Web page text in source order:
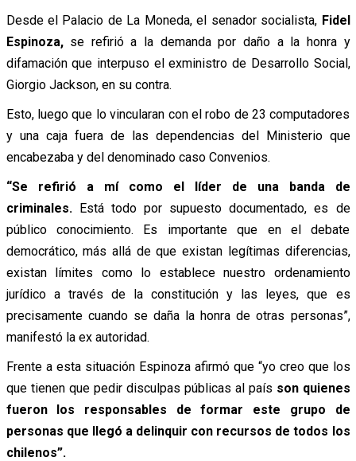
Desde el Palacio de La Moneda, el senador socialista, Fidel
Espinoza, se refirió a la demanda por daño a la honra y
difamación que interpuso el exministro de Desarrollo Social,
Giorgio Jackson, en su contra.
Esto, luego que lo vincularan con el robo de 23 computadores
y una caja fuera de las dependencias del Ministerio que
encabezaba y del denominado caso Convenios.
“Se refirió a mí como el líder de una banda de
criminales. Está todo por supuesto documentado, es de
público conocimiento. Es importante que en el debate
democrático, más allá de que existan legítimas diferencias,
existan límites como lo establece nuestro ordenamiento
jurídico a través de la constitución y las leyes, que es
precisamente cuando se daña la honra de otras personas”,
manifestó la ex autoridad.
Frente a esta situación Espinoza afirmó que “yo creo que los
que tienen que pedir disculpas públicas al país son quienes
fueron los responsables de formar este grupo de
personas que llegó a delinquir con recursos de todos los
chilenos”.